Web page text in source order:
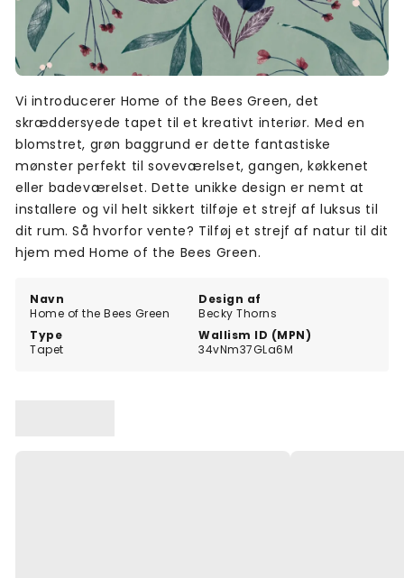
Navn
Home of the Bees Green
Design af
Becky Thorns
Type
Tapet
Wallism ID (MPN)
34vNm37GLa6M
Vi introducerer Home of the Bees Green, det
skræddersyede tapet til et kreativt interiør. Med en
blomstret, grøn baggrund er dette fantastiske
mønster perfekt til soveværelset, gangen, køkkenet
eller badeværelset. Dette unikke design er nemt at
installere og vil helt sikkert tilføje et strejf af luksus til
dit rum. Så hvorfor vente? Tilføj et strejf af natur til dit
hjem med Home of the Bees Green.